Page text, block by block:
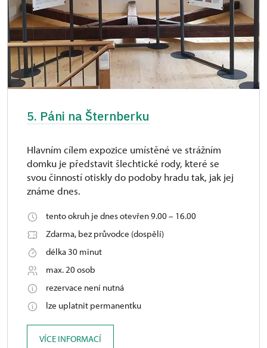
5. Páni na Šternberku
Hlavním cílem expozice umístěné ve strážním
domku je představit šlechtické rody, které se
svou činností otiskly do podoby hradu tak, jak jej
známe dnes.
tento okruh je dnes otevřen 9.00 – 16.00
Zdarma, bez průvodce (dospělí)
délka 30 minut
max. 20 osob
rezervace není nutná
lze uplatnit permanentku
VÍCE INFORMACÍ